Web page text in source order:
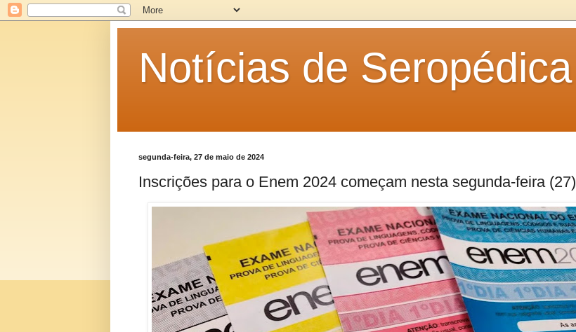
Notícias de Seropédica
segunda-feira, 27 de maio de 2024
Inscrições para o Enem 2024 começam nesta segunda-feira (27)